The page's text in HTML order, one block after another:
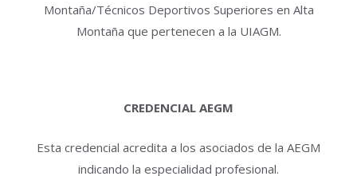
Montaña/Técnicos Deportivos Superiores en Alta
Montaña que pertenecen a la UIAGM.
CREDENCIAL AEGM
Esta credencial acredita a los asociados de la AEGM
indicando la especialidad profesional.